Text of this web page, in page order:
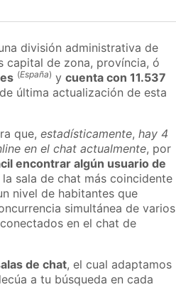
división administrativa de
capital de zona, província, ó
(España) ycuenta con 11.537
última actualización de esta
que,estadísticamente,hay 4
en el chat actualmente, por
encontrar algún usuario de
sala de chat más coincidente
nivel de habitantes que
simultánea de varios
en el chat de
de chat, el cual adaptamos
a tu búsqueda en cada